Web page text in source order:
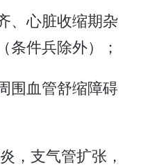
、心脏收缩期杂
条件兵除外）；
围血管舒缩障碍
，支气管扩张，